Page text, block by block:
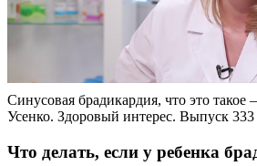
Синусовая брадикардия, что это такое
Усенко. Здоровый интерес. Выпуск 333
Что делать, если у ребенка